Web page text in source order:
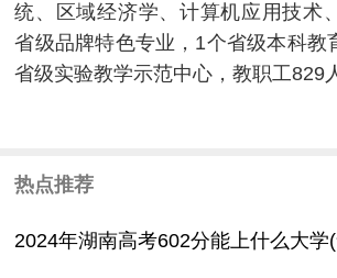
统、区域经济学、计算机应用技术
省级品牌特色专业，1个省级本科教
省级实验教学示范中心，教职工829
热点推荐
2024年湖南高考602分能上什么大学